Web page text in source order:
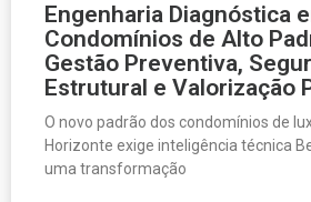
Engenharia Diagnóstica
Condomínios de Alto
Gestão Preventiva,
Estrutural e Valorização
O novo padrão dos condomínios de
Horizonte exige inteligência técnica
uma transformação